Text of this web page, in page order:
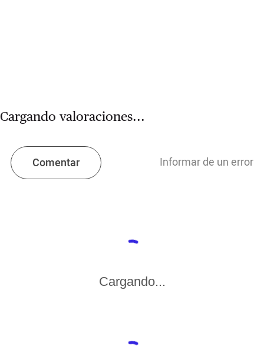
Cargando valoraciones...
Comentar Informar de un error
Cargando...